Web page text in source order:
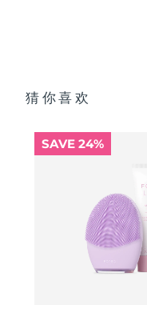
猜你喜欢
SAVE 24%